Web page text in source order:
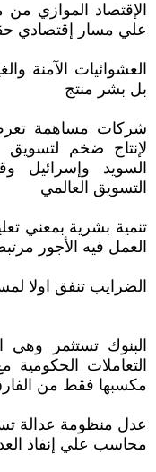
الإقتصاد الموازي
علي مسار إقتصادي
العشوائيات الآمنة
بل بشر منتج
شركات مساهمة
لإنتاج ضخم لتسويق
السويد وإسرائيل
التسويق العالمي
تنمية بشرية بمعني
العمل فيه الأجور
الضرايب تنفق اولا
البنوك تستثمر وهي
التعاملات
مكسبها فقط من
عدل منظومة عدالة
محاسب علي إنفاذ